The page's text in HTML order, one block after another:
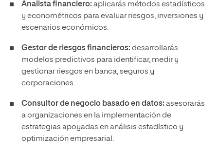
Analista financiero: aplicarás métodos estadísticos
y econométricos para evaluar riesgos, inversiones y
escenarios económicos.
Gestor de riesgos financieros: desarrollarás
modelos predictivos para identificar, medir y
gestionar riesgos en banca, seguros y
corporaciones.
Consultor de negocio basado en datos: asesorarás
a organizaciones en la implementación de
estrategias apoyadas en análisis estadístico y
optimización empresarial.